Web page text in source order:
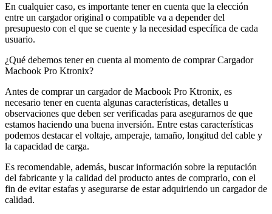
En cualquier caso, es importante tener en cuenta que la elección
entre un cargador original o compatible va a depender del
presupuesto con el que se cuente y la necesidad específica de cada
usuario.
¿Qué debemos tener en cuenta al momento de comprar Cargador
Macbook Pro Ktronix?
Antes de comprar un cargador de Macbook Pro Ktronix, es
necesario tener en cuenta algunas características, detalles u
observaciones que deben ser verificadas para asegurarnos de que
estamos haciendo una buena inversión. Entre estas características
podemos destacar el voltaje, amperaje, tamaño, longitud del cable y
la capacidad de carga.
Es recomendable, además, buscar información sobre la reputación
del fabricante y la calidad del producto antes de comprarlo, con el
fin de evitar estafas y asegurarse de estar adquiriendo un cargador de
calidad.